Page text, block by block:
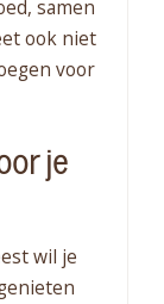
samen
ook niet
voor
je
wil je